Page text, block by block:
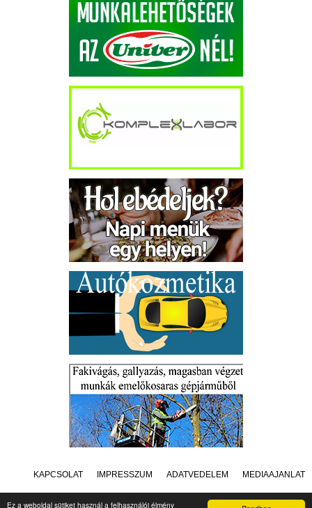
Ez a weboldal sütiket használ a felhasználói élmény
KAPCSOLAT IMPRESSZUM ADATVÉDELEM MÉDIAAJÁNLAT